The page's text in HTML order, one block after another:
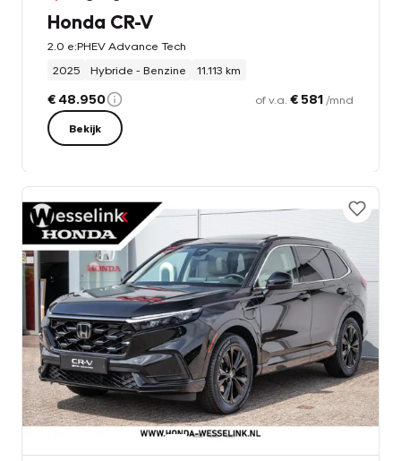
Honda CR-V
2.0 e:PHEV Advance Tech
2025
Hybride - Benzine 11.113 km
€ 48.950 of v.a. € 581 /mnd
Bekijk